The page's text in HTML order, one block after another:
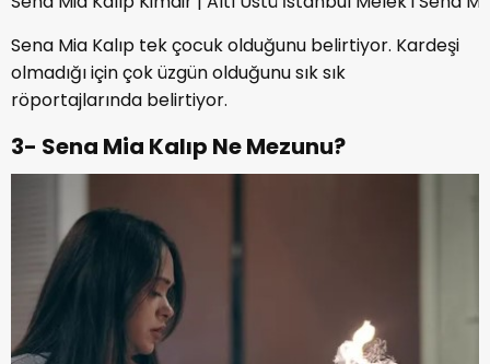
Sena Mia Kalıp tek çocuk olduğunu belirtiyor. Kardeşi
olmadığı için çok üzgün olduğunu sık sık
röportajlarında belirtiyor.
3- Sena Mia Kalıp Ne Mezunu?